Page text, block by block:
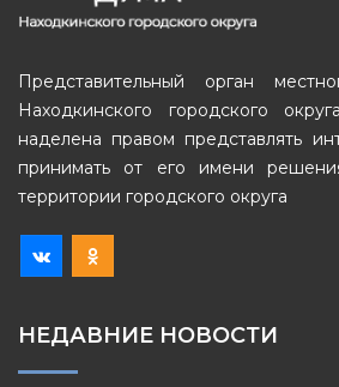
Представительный орган
Находкинского городского
наделена правом представлять
принимать от его имени
территории городского округа
НЕДАВНИЕ НОВОСТИ